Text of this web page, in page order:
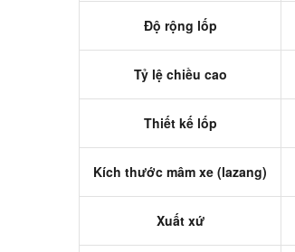
Độ rộng lốp
Tỷ lệ chiều cao
Thiết kế lốp
Kích thước mâm xe (lazang)
Xuất xứ